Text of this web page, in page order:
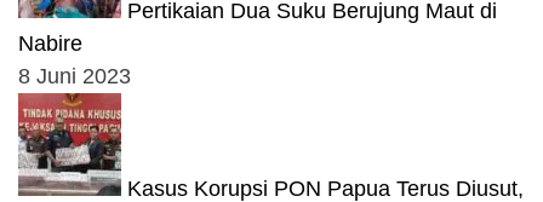
Pertikaian Dua Suku Berujung Maut di
Nabire
8 Juni 2023
Kasus Korupsi PON Papua Terus Diusut,